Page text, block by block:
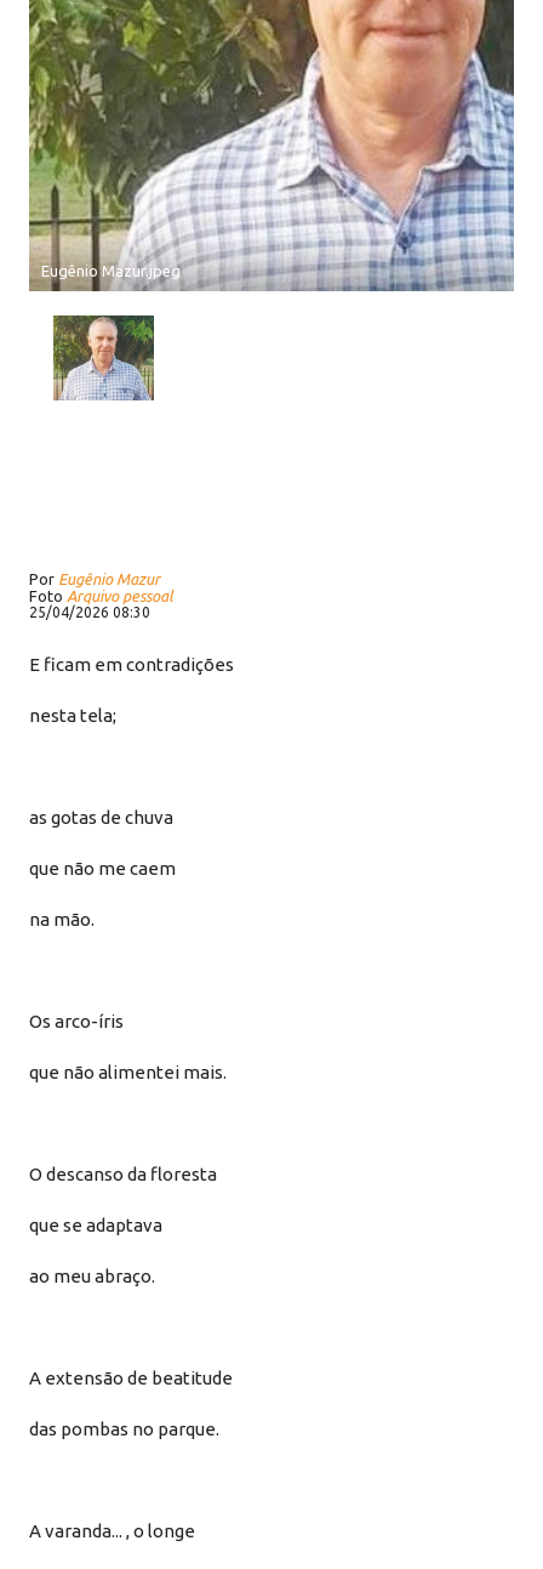
Eugênio Mazur.jpeg
Por Eugênio Mazur
Foto Arquivo pessoal
25/04/2026 08:30
E ficam em contradições
nesta tela;
as gotas de chuva
que não me caem
na mão.
Os arco-íris
que não alimentei mais.
O descanso da floresta
que se adaptava
ao meu abraço.
A extensão de beatitude
das pombas no parque.
A varanda... , o longe